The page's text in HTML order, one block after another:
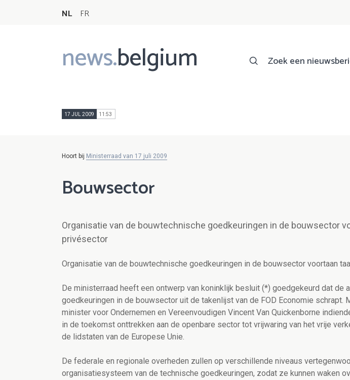
NL FR
news.belgium
Main
navigation
Zoek een
17 JUL 2009 11:53
Hoort bij Ministerraad van 17 juli 2009
Bouwsector
Organisatie van de bouwtechnische goedkeuringen in de bouwsector
privésector
Organisatie van de bouwtechnische goedkeuringen in de bouwsector voortaan
De ministerraad heeft een ontwerp van koninklijk besluit (*) goedgekeurd dat de
goedkeuringen in de bouwsector uit de takenlijst van de FOD Economie schrapt.
minister voor Ondernemen en Vereenvoudigen Vincent Van Quickenborne
in de toekomst onttrekken aan de openbare sector tot vrijwaring van het vrije
de lidstaten van de Europese Unie.
De federale en regionale overheden zullen op verschillende niveaus
organisatiesysteem van de technische goedkeuringen, zodat ze kunnen waken